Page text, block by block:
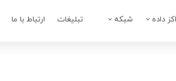
داده شبکه تبلیغات ارتباط با ما